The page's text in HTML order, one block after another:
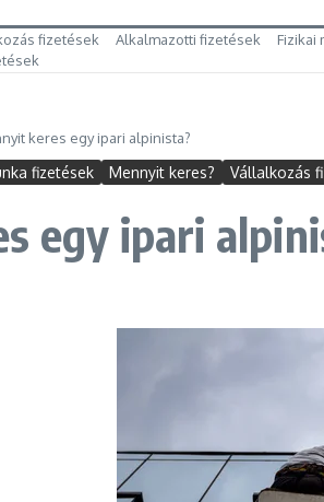
fizetések Alkalmazotti fizetések Fizikai
keres egy ipari alpinista?
fizetések Mennyit keres? Vállalkozás
egy ipari